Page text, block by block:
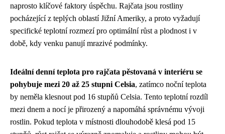
naprosto klíčové faktory úspěchu. Rajčata jsou rostliny
pocházející z teplých oblastí Jižní Ameriky, a proto vyžadují
specifické teplotní rozmezí pro optimální růst a plodnost i v
době, kdy venku panují mrazivé podmínky.
Ideální denní teplota pro rajčata pěstovaná v interiéru se
pohybuje mezi 20 až 25 stupni Celsia, zatímco noční teplota
by neměla klesnout pod 16 stupňů Celsia. Tento teplotní rozdíl
mezi dnem a nocí je přirozený a napomáhá správnému vývoji
rostlin. Pokud teplota v místnosti dlouhodobě klesá pod 15